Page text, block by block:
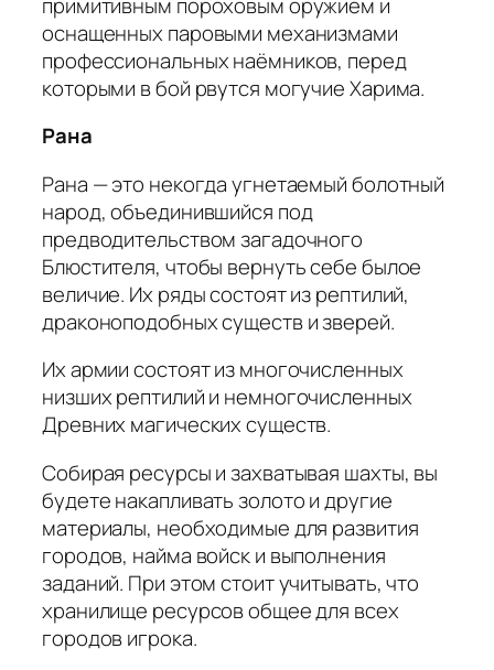
оснащенных паровыми механизмами
профессиональных наёмников, перед
которыми в бой рвутся могучие Харима.
Рана
Рана — это некогда угнетаемый болотный
народ, объединившийся под
предводительством загадочного
Блюстителя, чтобы вернуть себе былое
величие. Их ряды состоят из рептилий,
драконоподобных существ и зверей.
Их армии состоят из многочисленных
низших рептилий и немногочисленных
Древних магических существ.
Собирая ресурсы и захватывая шахты, вы
будете накапливать золото и другие
материалы, необходимые для развития
городов, найма войск и выполнения
заданий. При этом стоит учитывать, что
хранилище ресурсов общее для всех
городов игрока.